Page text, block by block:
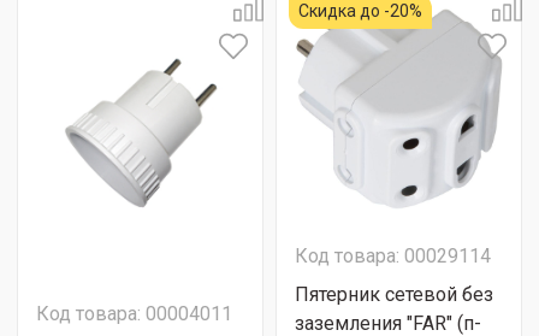
Код товара: 00004011
Скидка до -20%
Код товара: 00029114
Пятерник сетевой без
заземления "FAR" (п-